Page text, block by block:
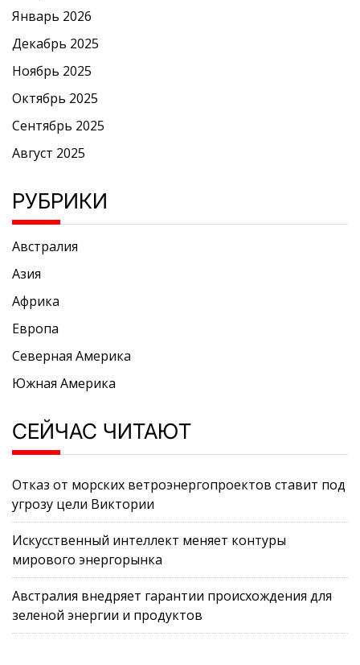
Январь 2026
Декабрь 2025
Ноябрь 2025
Октябрь 2025
Сентябрь 2025
Август 2025
РУБРИКИ
Австралия
Азия
Африка
Европа
Северная Америка
Южная Америка
СЕЙЧАС ЧИТАЮТ
Отказ от морских ветроэнергопроектов ставит под
угрозу цели Виктории
Искусственный интеллект меняет контуры
мирового энергорынка
Австралия внедряет гарантии происхождения для
зеленой энергии и продуктов